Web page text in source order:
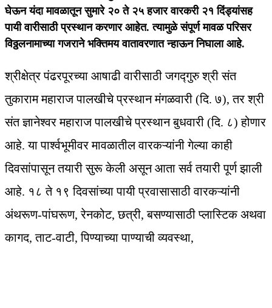
घेऊन यंदा मावळातून सुमारे २० ते २५ हजार वारकरी २१ दिंड्यांसह
पायी वारीसाठी प्रस्थान करणार आहेत. त्यामुळे संपूर्ण मावळ परिसर
विठ्ठलनामाच्या गजराने भक्तिमय वातावरणात न्हाऊन निघाला आहे.
श्रीक्षेत्र पंढरपूरच्या आषाढी वारीसाठी जगद्गुरु श्री संत
तुकाराम महाराज पालखीचे प्रस्थान मंगळवारी (दि. ७), तर श्री
संत ज्ञानेश्वर महाराज पालखीचे प्रस्थान बुधवारी (दि. ८) होणार
आहे. या पार्श्वभूमीवर मावळातील वारकऱ्यांनी गेल्या काही
दिवसांपासून तयारी सुरू केली असून आता सर्व तयारी पूर्ण झाली
आहे. १८ ते १९ दिवसांच्या पायी प्रवासासाठी वारकऱ्यांनी
अंथरूण-पांघरूण, रेनकोट, छत्री, बसण्यासाठी प्लास्टिक अथवा
कागद, ताट-वाटी, पिण्याच्या पाण्याची व्यवस्था,